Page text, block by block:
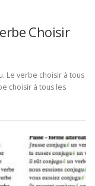
Choisir
Le verbe choisir à tous
choisir à tous les